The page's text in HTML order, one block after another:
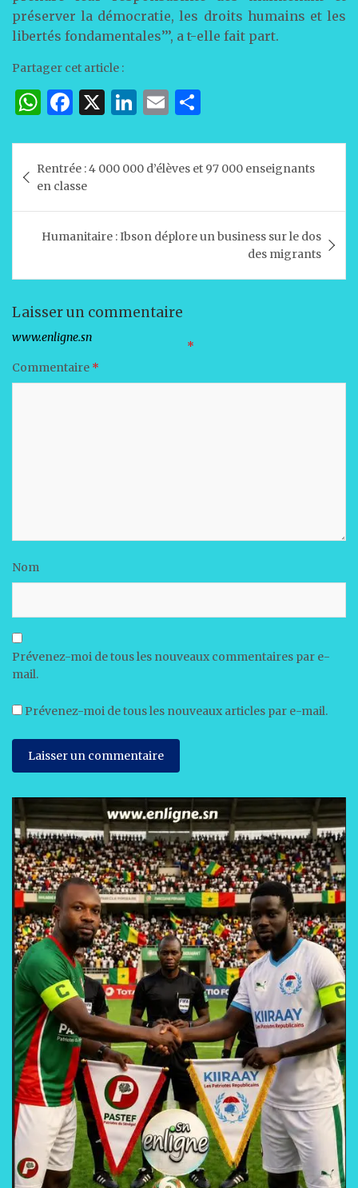
préserver la démocratie, les droits humains et les
libertés fondamentales’’’, a t-elle fait part.
Partager cet article :
W
at
s
A
p
F
c
e
b
o
k
X
Li
k
e
dI
n
E
ai
l
ta
g
er
de
l’article
Rentrée : 4 000 000 d’élèves et 97 000 enseignants
en classe
Humanitaire : Ibson déplore un business sur le dos
des migrants
Laisser un commentaire
Votre adresse e-mail ne sera pas publiée.
Les champs obligatoires sont indiqués avec *
Commentaire *
Nom
Prévenez-moi de tous les nouveaux commentaires par e-
mail.
Prévenez-moi de tous les nouveaux articles par e-mail.